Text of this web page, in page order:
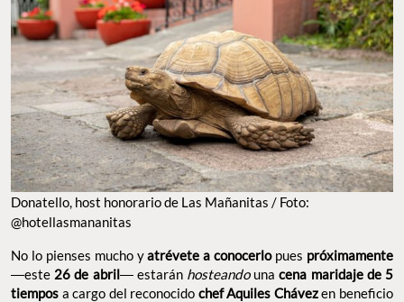
Donatello, host honorario de Las Mañanitas / Foto:
@hotellasmananitas
No lo pienses mucho yatrévete a conocerlopues próximamente
―este 26 de abril― estarán hosteandounacena maridaje de 5
tiempos a cargo del reconocido chef Aquiles Chávezen beneficio